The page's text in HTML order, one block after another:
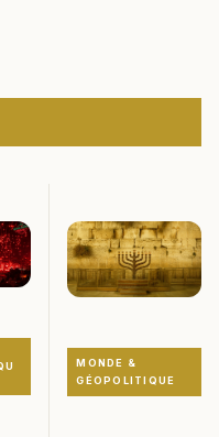
MONDE &
GÉOPOLITIQUE